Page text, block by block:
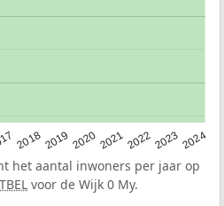
20182019 20202021202220232024
het aantal inwoners per jaar op
voor de Wijk 0 My.